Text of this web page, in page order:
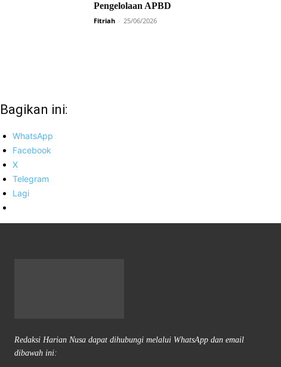
Pengelolaan APBD
Fitriah - 25/06/2026
Bagikan ini:
WhatsApp
Facebook
X
Telegram
Lagi
Redaksi Harian Nusa dapat dihubungi melalui WhatsApp dan email
dibawah ini: